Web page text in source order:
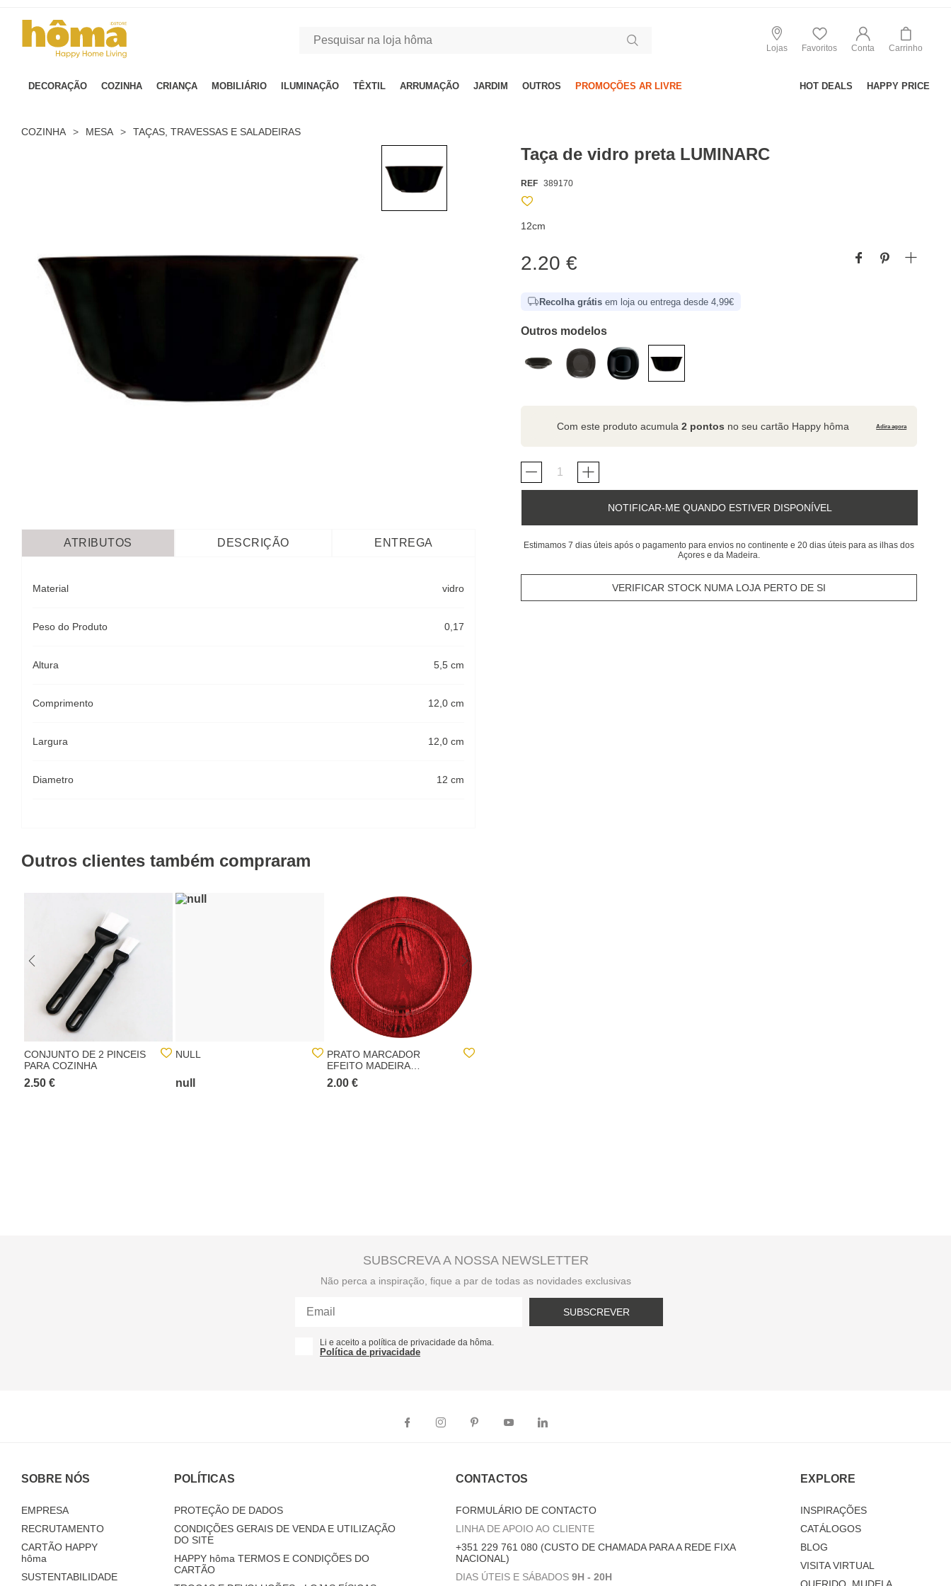
Lojas Favoritos Conta Carrinho
DECORAÇÃO COZINHA CRIANÇA MOBILIÁRIO ILUMINAÇÃO TÊXTIL ARRUMAÇÃO JARDIM OUTROS PROMOÇÕES AR LIVRE HOT DEALS HAPPY PRICE
COZINHA > MESA > TAÇAS, TRAVESSAS E SALADEIRAS
Taça de vidro preta LUMINARC
REF 389170
12cm
2.20 €
Recolha grátis em loja ou entrega desde 4,99€
Outros modelos
Com este produto acumula2 pontos no seu cartão Happy hôma Adira agora
NOTIFICAR-ME QUANDO ESTIVER DISPONÍVEL
Estimamos 7 dias úteis após o pagamento para envios no continente e 20 dias úteis para as ilhas dos
Açores e da Madeira.
VERIFICAR STOCK NUMA LOJA PERTO DE SI
ATRIBUTOS DESCRIÇÃO ENTREGA
Material vidro
Peso do Produto 0,17
Altura 5,5 cm
Comprimento 12,0 cm
Largura 12,0 cm
Diametro 12 cm
Outros clientes também compraram
CONJUNTO DE 2 PINCEIS
PARA COZINHA
2.50 €
NULL
null
PRATO MARCADOR
EFEITO MADEIRA
VERMELHO 33CM
2.00 €
SUBSCREVA A NOSSA NEWSLETTER
Não perca a inspiração, fique a par de todas as novidades exclusivas
SUBSCREVER
Li e aceito a política de privacidade da hôma.
Política de privacidade
SOBRE NÓS
EMPRESA
RECRUTAMENTO
CARTÃO HAPPY
hôma
SUSTENTABILIDADE
POLÍTICAS
PROTEÇÃO DE DADOS
CONDIÇÕES GERAIS DE VENDA E UTILIZAÇÃO
DO SITE
HAPPY hôma TERMOS E CONDIÇÕES DO
CARTÃO
CONTACTOS
FORMULÁRIO DE CONTACTO
LINHA DE APOIO AO CLIENTE
+351 229 761 080 (CUSTO DE CHAMADA PARA A REDE FIXA
NACIONAL)
DIAS ÚTEIS E SÁBADOS 9H - 20H
EXPLORE
INSPIRAÇÕES
CATÁLOGOS
BLOG
VISITA VIRTUAL